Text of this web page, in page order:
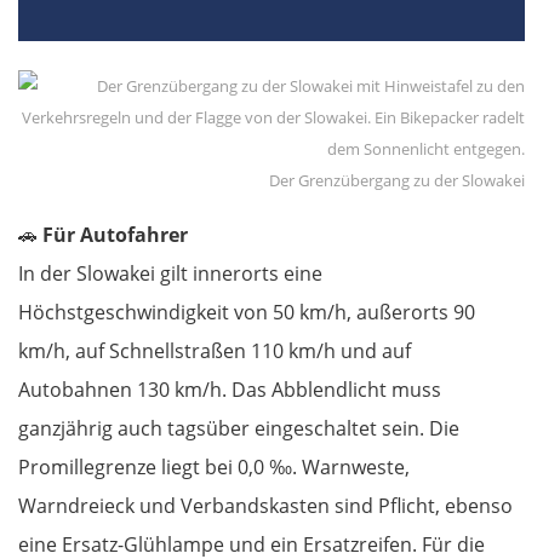
Der Grenzübergang zu der Slowakei
🚗 Für Autofahrer
In der Slowakei gilt innerorts eine
Höchstgeschwindigkeit von 50 km/h, außerorts 90
km/h, auf Schnellstraßen 110 km/h und auf
Autobahnen 130 km/h. Das Abblendlicht muss
ganzjährig auch tagsüber eingeschaltet sein. Die
Promillegrenze liegt bei 0,0 ‰. Warnweste,
Warndreieck und Verbandskasten sind Pflicht, ebenso
eine Ersatz-Glühlampe und ein Ersatzreifen. Für die
OSTROUTE
Tallinn
Rapla